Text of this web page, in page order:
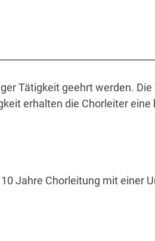
Tätigkeit geehrt werden.
erhalten die Chorleiter
Jahre Chorleitung mit einer